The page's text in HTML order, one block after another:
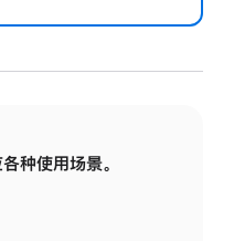
种使用场景。